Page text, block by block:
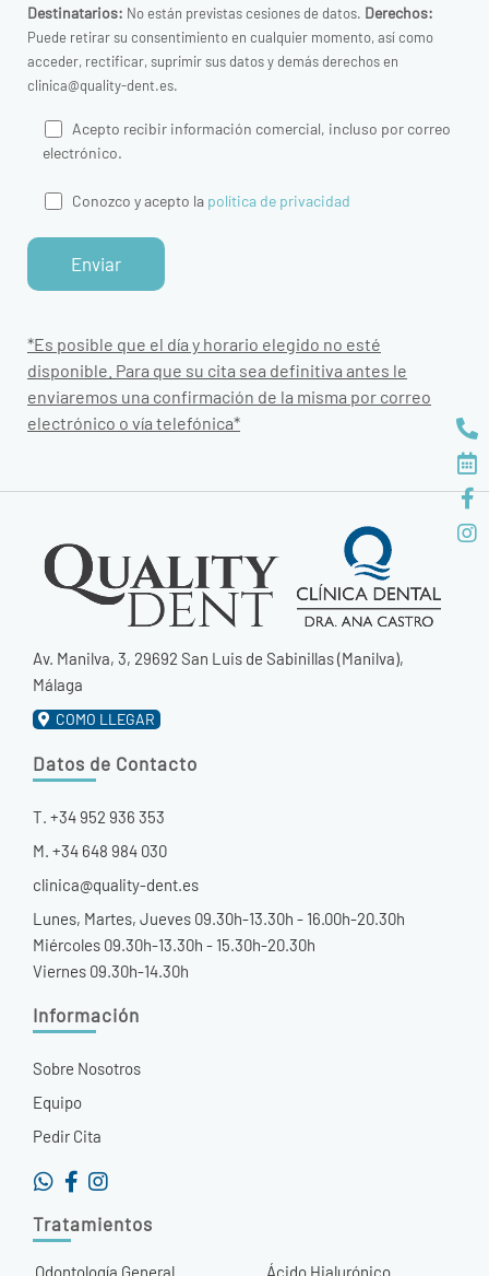
Destinatarios: No están previstas cesiones de datos. Derechos:
Puede retirar su consentimiento en cualquier momento, así como
acceder, rectificar, suprimir sus datos y demás derechos en
clinica@quality-dent.es.
Acepto recibir información comercial, incluso por correo
electrónico.
Conozco y acepto la política de privacidad
*Es posible que el día y horario elegido no esté
disponible. Para que su cita sea definitiva antes le
enviaremos una confirmación de la misma por correo
electrónico o vía telefónica*
Av. Manilva, 3, 29692 San Luis de Sabinillas (Manilva),
Málaga
COMO LLEGAR
Información
Sobre Nosotros
Equipo
Pedir Cita
Tratamientos
Odontología General Ácido Hialurónico
Datos de Contacto
T. +34 952 936 353
M. +34 648 984 030
clinica@quality-dent.es
Lunes, Martes, Jueves 09.30h-13.30h - 16.00h-20.30h
Miércoles 09.30h-13.30h - 15.30h-20.30h
Viernes 09.30h-14.30h